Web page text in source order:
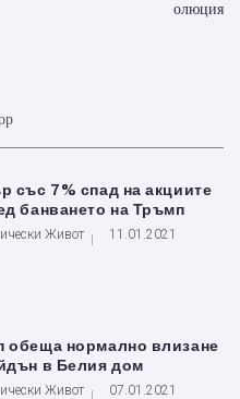
олюция
със 7% спад на акциите
банването на Тръмп
Живот 11.01.2021
обеща нормално влизане
в Белия дом
Живот 07.01.2021